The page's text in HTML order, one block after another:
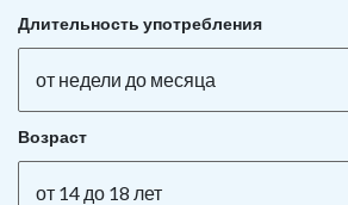
Длительность употребления
от недели до месяца
Возраст
от 14 до 18 лет